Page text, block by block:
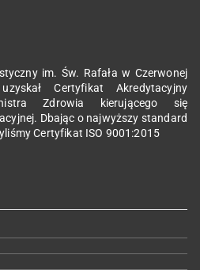
im. Św. Rafała w Czerwonej
Certyfikat Akredytacyjny
Zdrowia kierującego się
Dbając o najwyższy standard
Certyfikat ISO 9001:2015